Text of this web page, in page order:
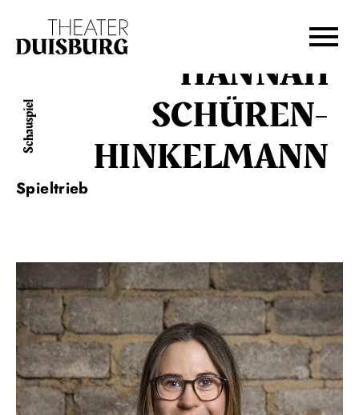
Zur Hauptnavigation springen
Zum Footer springen
Schauspiel
HANNAH
SCHÜREN-
HINKELMANN
Spieltrieb